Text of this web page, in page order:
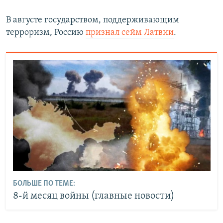
В августе государством, поддерживающим
терроризм, Россию признал сейм Латвии.
БОЛЬШЕ ПО ТЕМЕ:
8-й месяц войны (главные новости)